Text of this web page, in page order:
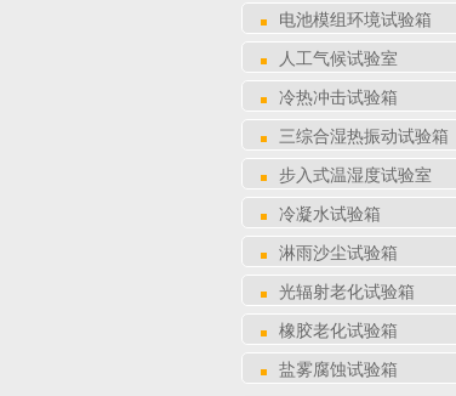
电池模组环境试验箱
人工气候试验室
冷热冲击试验箱
三综合湿热振动试验箱
步入式温湿度试验室
冷凝水试验箱
淋雨沙尘试验箱
光辐射老化试验箱
橡胶老化试验箱
盐雾腐蚀试验箱